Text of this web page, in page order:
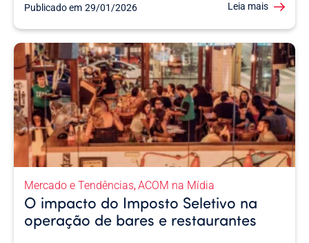
Publicado em 29/01/2026 Leia mais
Mercado e Tendências,ACOM na Mídia
O impacto do Imposto Seletivo na
operação de bares e restaurantes